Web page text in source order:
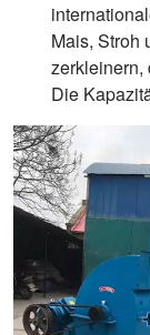
Mais, Stroh
zerkleinern,
Die